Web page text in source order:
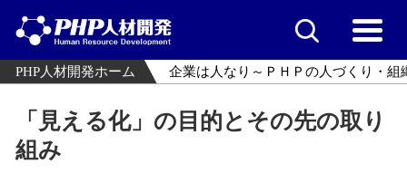
PHP人材開発ホーム 企業は人なり～ＰＨＰの人づくり・組
「見える化」の目的とその先の取り
組み